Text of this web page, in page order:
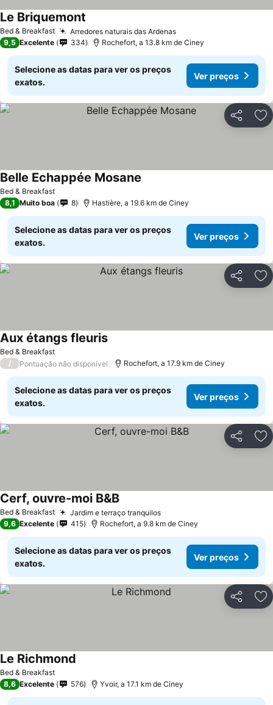
Bed & Breakfast Arredores naturais das ArdenasVer preços
Le Briquemont
9,5 Excelente 334 Rochefort, a 13.8 km de Ciney
Selecione as datas para ver os preços
exatos.
Ver preços
Partilhar
Bed & Breakfast
Belle Echappée Mosane
8,1 Muito boa 8 Hastière, a 19.6 km de Ciney
Selecione as datas para ver os preços
exatos.
Ver preços
Partilhar
Bed & Breakfast
Aux étangs fleurisVer preços
/ Pontuação não disponível Rochefort, a 17.9 km de Ciney
Selecione as datas para ver os preços
exatos.
Ver preços
Partilhar
Bed & Breakfast Jardim e terraço tranquilosVer preços
Cerf, ouvre-moi B&BVer preços
9,6 Excelente 415 Rochefort, a 9.8 km de Ciney
Selecione as datas para ver os preços
exatos.
Ver preços
Partilhar
Bed & Breakfast
Le Richmond
8,6 Excelente 576 Yvoir, a 17.1 km de Ciney